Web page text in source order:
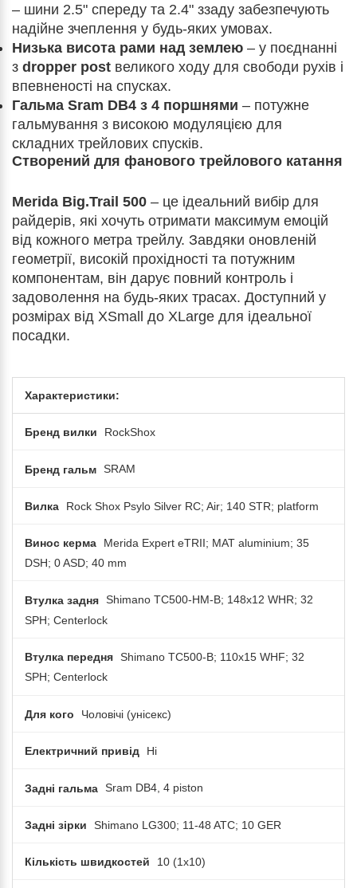
– шини 2.5" спереду та 2.4" ззаду забезпечують
надійне зчеплення у будь-яких умовах.
Низька висота рами над землею – у поєднанні
з dropper post великого ходу для свободи рухів і
впевненості на спусках.
Гальма Sram DB4 з 4 поршнями – потужне
гальмування з високою модуляцією для
складних трейлових спусків.
Створений для фанового трейлового катання
Merida Big.Trail 500 – це ідеальний вибір для
райдерів, які хочуть отримати максимум емоцій
від кожного метра трейлу. Завдяки оновленій
геометрії, високій прохідності та потужним
компонентам, він дарує повний контроль і
задоволення на будь-яких трасах. Доступний у
розмірах від XSmall до XLarge для ідеальної
посадки.
Характеристики:
Бренд вилки RockShox
Бренд гальм SRAM
Вилка Rock Shox Psylo Silver RC; Air; 140 STR; platform
Винос керма
Merida Expert eTRII; MAT aluminium; 35
DSH; 0 ASD; 40 mm
Втулка задня Shimano TC500-HM-B; 148x12 WHR; 32
SPH; Centerlock
Втулка передня Shimano TC500-B; 110x15 WHF; 32
SPH; Centerlock
Для кого Чоловічі (унісекс)
Електричний привід Ні
Задні гальма Sram DB4, 4 piston
Задні зірки Shimano LG300; 11-48 ATC; 10 GER
Кількість швидкостей 10 (1x10)